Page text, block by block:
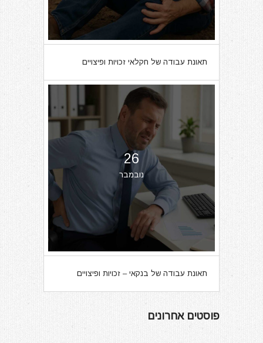
תאונת עבודה של חקלאי זכויות ופיצויים
26
נובמבר
תאונת עבודה של בנקאי – זכויות ופיצויים
פוסטים אחרונים